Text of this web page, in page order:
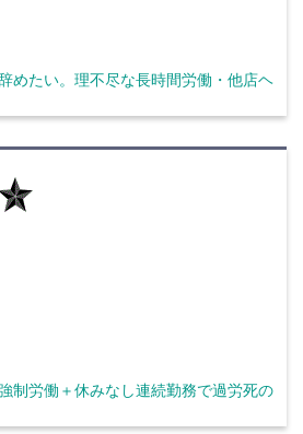
めたい。理不尽な長時間労働・他店ヘ
制労働＋休みなし連続勤務で過労死の